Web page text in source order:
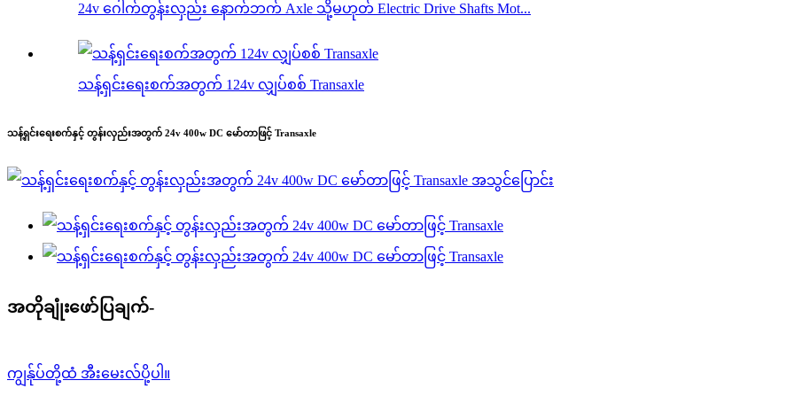
24v ဂေါက်တွန်းလှည်း နောက်ဘက် Axle သို့မဟုတ် Electric Drive Shafts Mot...
သန့်ရှင်းရေးစက်အတွက် 124v လျှပ်စစ် Transaxle
သန့်ရှင်းရေးစက်နှင့် တွန်းလှည်းအတွက် 24v 400w DC မော်တာဖြင့် Transaxle
အတိုချုံးဖော်ပြချက်-
ကျွန်ုပ်တို့ထံ အီးမေးလ်ပို့ပါ။